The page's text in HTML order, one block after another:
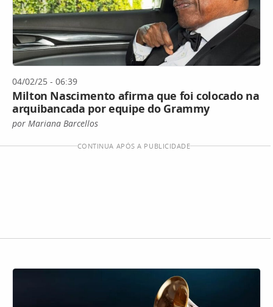
04/02/25 - 06:39
Milton Nascimento afirma que foi colocado na
arquibancada por equipe do Grammy
por Mariana Barcellos
CONTINUA APÓS A PUBLICIDADE